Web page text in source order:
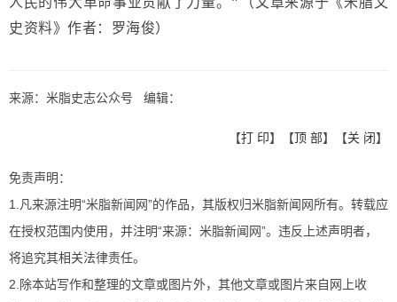
人民的伟大革命事业贡献了力量。"（文章来源于《米脂文
史资料》作者：罗海俊）
来源：米脂史志公众号 编辑：
【打 印】【顶 部】【关 闭】
免责声明：
1.凡来源注明“米脂新闻网”的作品，其版权归米脂新闻网所有。转载应
在授权范围内使用，并注明“来源：米脂新闻网”。违反上述声明者，
将追究其相关法律责任。
2.除本站写作和整理的文章或图片外，其他文章或图片来自网上收